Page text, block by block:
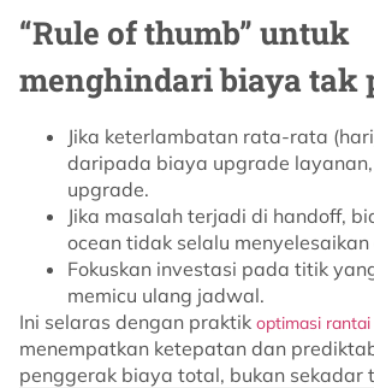
“Rule of thumb” untuk
menghindari biaya tak
Jika keterlambatan rata-rata
daripada biaya upgrade
upgrade.
Jika masalah terjadi di handoff,
ocean tidak selalu
Fokuskan investasi pada titik
memicu ulang jadwal.
Ini selaras dengan praktik optimasi rantai
menempatkan ketepatan dan
penggerak biaya total, bukan sekadar